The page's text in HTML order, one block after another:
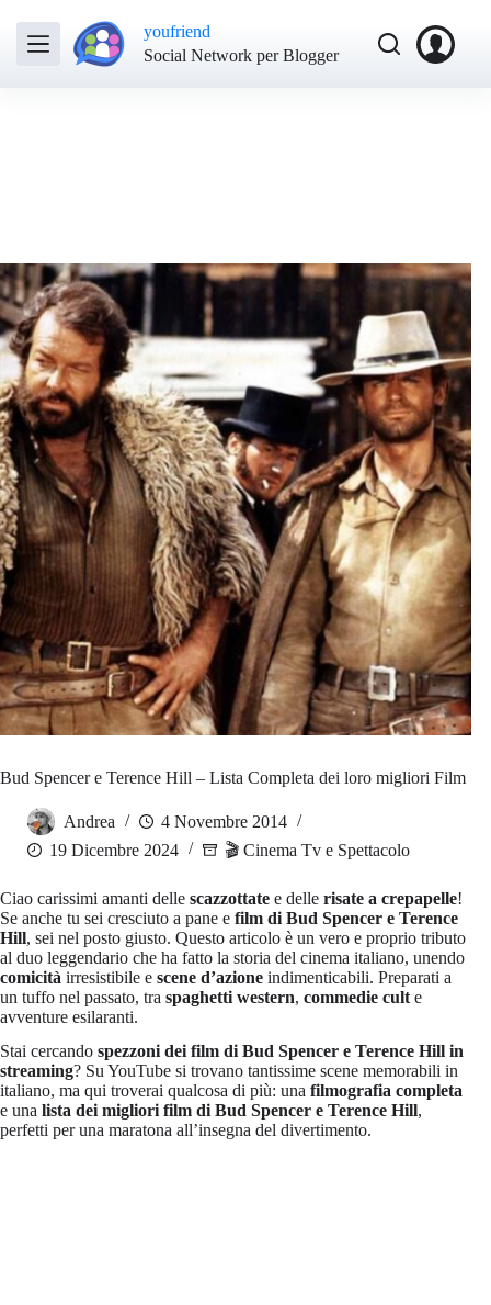
youfriend
Social Network per Blogger
Bud Spencer e Terence Hill – Lista Completa dei loro migliori Film
Andrea
4 Novembre 2014
19 Dicembre 2024
🎬 Cinema Tv e Spettacolo
Ciao carissimi amanti delle scazzottate e delle risate a crepapelle!
Se anche tu sei cresciuto a pane e film di Bud Spencer e Terence
Hill, sei nel posto giusto. Questo articolo è un vero e proprio tributo
al duo leggendario che ha fatto la storia del cinema italiano, unendo
comicità irresistibile e scene d’azione indimenticabili. Preparati a
un tuffo nel passato, tra spaghetti western, commedie cult e
avventure esilaranti.
Stai cercando spezzoni dei film di Bud Spencer e Terence Hill in
streaming? Su YouTube si trovano tantissime scene memorabili in
italiano, ma qui troverai qualcosa di più: una filmografia completa
e una lista dei migliori film di Bud Spencer e Terence Hill,
perfetti per una maratona all’insegna del divertimento.